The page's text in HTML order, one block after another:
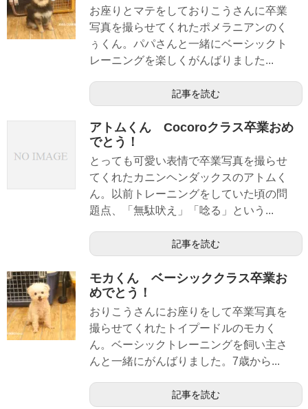
お座りとマテをしておりこうさんに卒業
写真を撮らせてくれたポメラニアンのく
ぅくん。パパさんと一緒にベーシックト
レーニングを楽しくがんばりました...
記事を読む
アトムくん Cocoroクラス卒業おめ
でとう！
とっても可愛い表情で卒業写真を撮らせ
てくれたカニンヘンダックスのアトムく
ん。以前トレーニングをしていた頃の問
題点、「無駄吠え」「唸る」という...
記事を読む
モカくん ベーシッククラス卒業お
めでとう！
おりこうさんにお座りをして卒業写真を
撮らせてくれたトイプードルのモカく
ん。ベーシックトレーニングを飼い主さ
んと一緒にがんばりました。7歳から...
記事を読む